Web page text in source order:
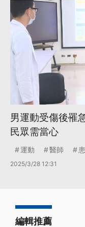
男運動受傷後罹
民眾需當心
運動 醫師
2025/3/28 12:31
編輯推薦